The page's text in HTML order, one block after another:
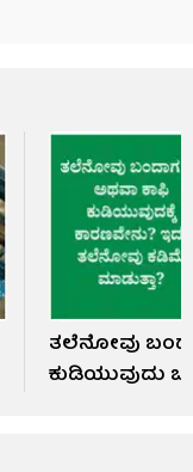
ತಲೆನೋವು
ಕುಡಿಯುವುದು